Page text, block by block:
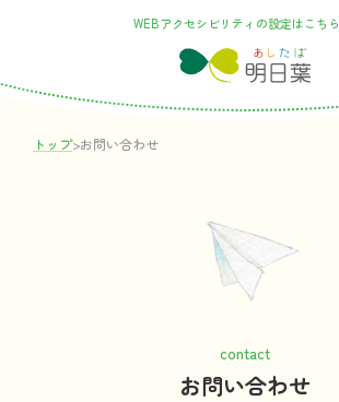
WEBアクセシビリティの設定はこちら
トップ>お問い合わせ
contact
お問い合わせ